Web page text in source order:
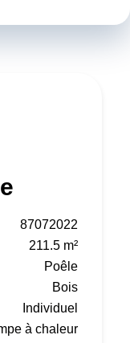
87072022
211.5 m²
Poêle
Bois
Individuel
à chaleur